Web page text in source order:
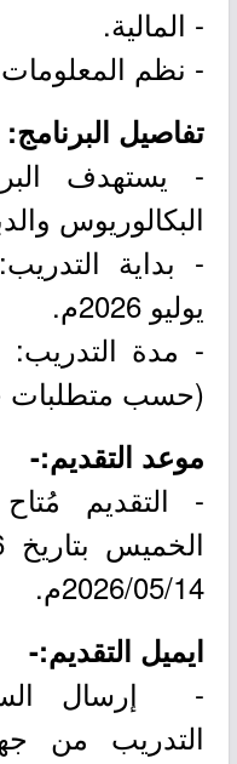
- المالية.
- نظم
تفاصيل البرنامج:
- يستهدف
البكالوريوس
- بداية
يوليو 2026م.
(حسب متطلبات
موعد التقديم:-
- التقديم
2026/05/14م.
ايميل التقديم:-
- إرسال
التدريب من